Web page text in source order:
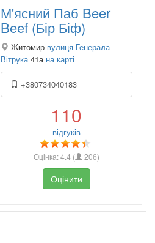
М'ясний Паб Beer
Beef (Бір Біф)
Житомир вулиця Генерала
Вітрука 41а на карті
+380734040183
110
відгуків
Оцінка:4.4 ( 206)
Оцінити